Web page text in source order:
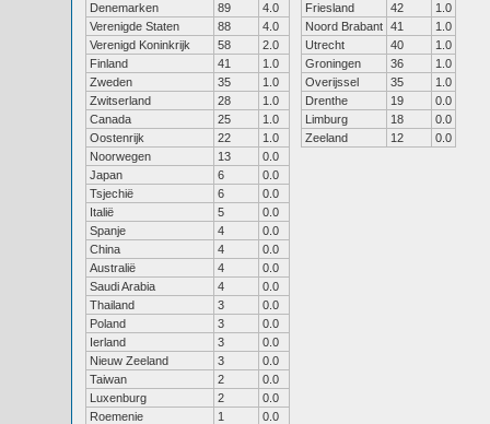
Denemarken
89
4.0
Verenigde Staten
88
4.0
Verenigd Koninkrijk
58
2.0
Finland
41
1.0
Zweden
35
1.0
Zwitserland
28
1.0
Canada
25
1.0
Oostenrijk
22
1.0
Noorwegen
13
0.0
Japan
6
0.0
Tsjechië
6
0.0
Italië
5
0.0
Spanje
4
0.0
China
4
0.0
Australië
4
0.0
Saudi Arabia
4
0.0
Thailand
3
0.0
Poland
3
0.0
Ierland
3
0.0
Nieuw Zeeland
3
0.0
Taiwan
2
0.0
Luxenburg
2
0.0
Roemenie
1
0.0
Friesland
42
1.0
Noord Brabant 41
1.0
Utrecht
40
1.0
Groningen
36
1.0
Overijssel
35
1.0
Drenthe
19
0.0
Limburg
18
0.0
Zeeland
12 0.0